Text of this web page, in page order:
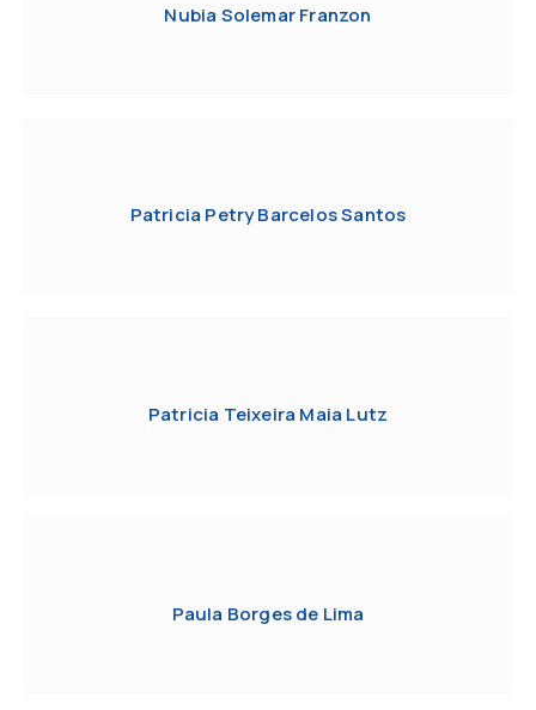
Nubia Solemar Franzon
Patricia Petry Barcelos Santos
Patricia Teixeira Maia Lutz
Paula Borges de Lima